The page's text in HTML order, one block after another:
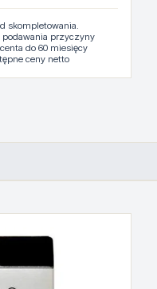
skompletowania.
podawania przyczyny
do 60 miesięcy
ceny netto